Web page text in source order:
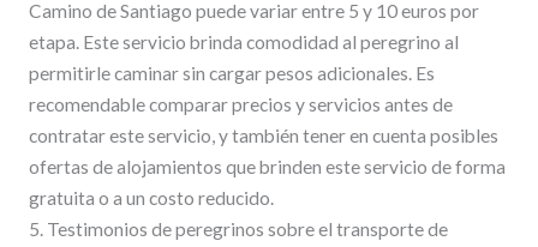
Camino de Santiago puede variar entre 5 y 10 euros por
etapa. Este servicio brinda comodidad al peregrino al
permitirle caminar sin cargar pesos adicionales. Es
recomendable comparar precios y servicios antes de
contratar este servicio, y también tener en cuenta posibles
ofertas de alojamientos que brinden este servicio de forma
gratuita o a un costo reducido.
5. Testimonios de peregrinos sobre el transporte de